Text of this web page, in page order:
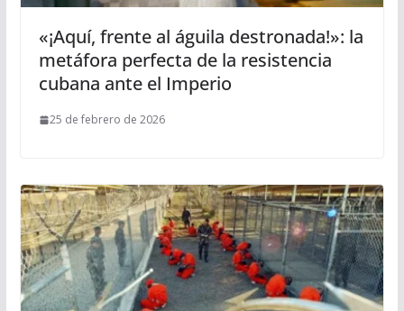
«¡Aquí, frente al águila destronada!»: la
metáfora perfecta de la resistencia
cubana ante el Imperio
25 de febrero de 2026